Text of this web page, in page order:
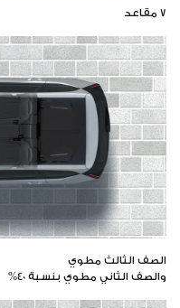
7 مقاعد
الصف الثالث مطوي
والصف الثاني مطوي بنسبة 40%